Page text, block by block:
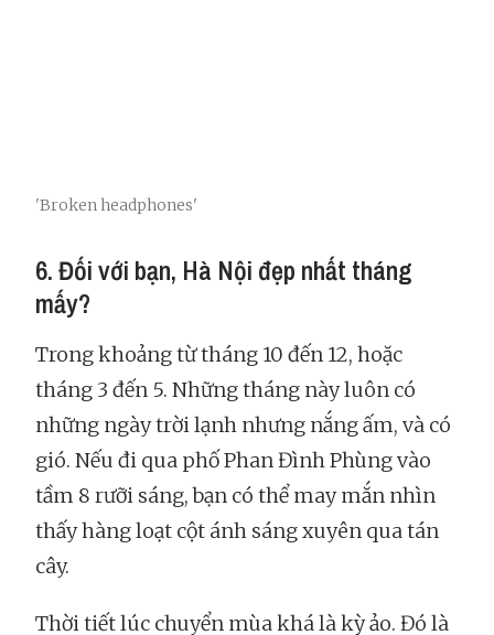
'Broken headphones'
6. Đối với bạn, Hà Nội đẹp nhất tháng
mấy?
Trong khoảng từ tháng 10 đến 12, hoặc
tháng 3 đến 5. Những tháng này luôn có
những ngày trời lạnh nhưng nắng ấm, và có
gió. Nếu đi qua phố Phan Đình Phùng vào
tầm 8 rưỡi sáng, bạn có thể may mắn nhìn
thấy hàng loạt cột ánh sáng xuyên qua tán
cây.
Thời tiết lúc chuyển mùa khá là kỳ ảo. Đó là